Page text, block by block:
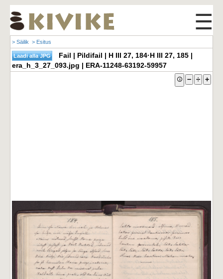
☰
> Säilik > Esitus
Fail | Pildifail | H III 27, 184·H III 27, 185 |
era_h_3_27_093.jpg | ERA-11248-63192-59957